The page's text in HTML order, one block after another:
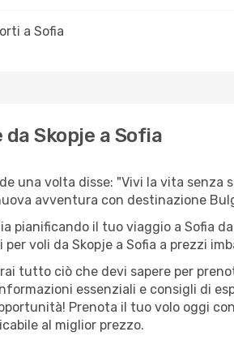
a Sofia
da Skopje a Sofia
una volta disse: "Vivi la vita senza
avventura con destinazione
pianificando il tuo viaggio a Sofia
per voli da Skopje a Sofia a prezzi
tutto ciò che devi sapere per
essenziali e consigli di
Prenota il tuo volo oggi con
al miglior prezzo.